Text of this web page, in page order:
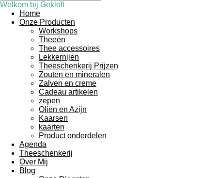
Welkom bij Gekloft
Home
Onze Producten
Workshops
Theeën
Thee accessoires
Lekkernijen
Theeschenkerij Prijzen
Zouten en mineralen
Zalven en creme
Cadeau artikelen
zepen
Oliën en Azijn
Kaarsen
kaarten
Product onderdelen
Agenda
Theeschenkerij
Over Mij
Blog